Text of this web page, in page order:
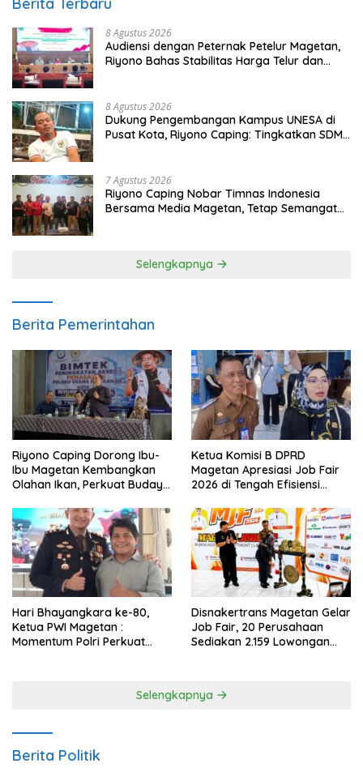
Berita Terbaru
8 Agustus 2026
Audiensi dengan Peternak Petelur Magetan,
Riyono Bahas Stabilitas Harga Telur dan
8 Agustus 2026
Dukung Pengembangan Kampus UNESA di
Pusat Kota, Riyono Caping: Tingkatkan SDM
7 Agustus 2026
Riyono Caping Nobar Timnas Indonesia
Bersama Media Magetan, Tetap Semangat
Selengkapnya
Berita Pemerintahan
Riyono Caping Dorong Ibu-
Ibu Magetan Kembangkan
Olahan Ikan, Perkuat Budaya
Ketua Komisi B DPRD
Magetan Apresiasi Job Fair
2026 di Tengah Efisiensi
Hari Bhayangkara ke-80,
Ketua PWI Magetan :
Momentum Polri Perkuat
Disnakertrans Magetan Gelar
Job Fair, 20 Perusahaan
Sediakan 2.159 Lowongan
Selengkapnya
Berita Politik